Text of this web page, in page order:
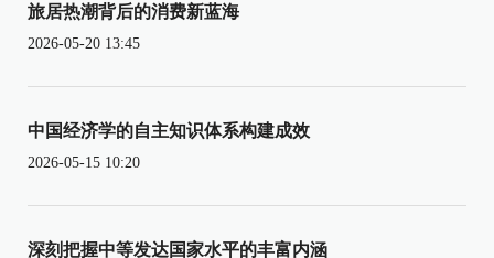
旅居热潮背后的消费新蓝海
2026-05-20 13:45
中国经济学的自主知识体系构建成效
2026-05-15 10:20
深刻把握中等发达国家水平的丰富内涵